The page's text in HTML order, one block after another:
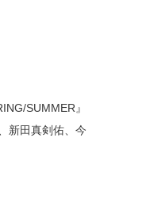
SUMMER』
新田真剣佑、今